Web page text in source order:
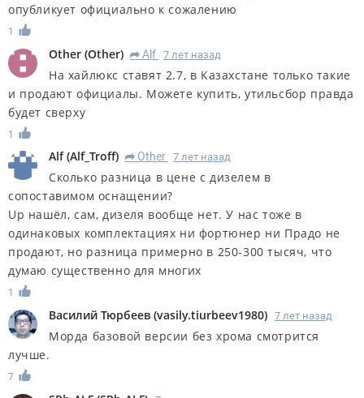
опубликует официально к сожалению
1
Other (Other) R Alf 7 лет назад
На хайлюкс ставят 2.7, в Казахстане только такие
и продают официалы. Можете купить, утильсбор правда
будет сверху
1
Alf(Alf_Troff) R Other 7 лет назад
Сколько разница в цене с дизелем в
сопоставимом оснащении?
Up нашёл, сам, дизеля вообще нет. У нас тоже в
одинаковых комплектациях ни фортюнер ни Прадо не
продают, но разница примерно в 250-300 тысяч, что
думаю существенно для многих
1
Василий Тюрбеев (vasily.tiurbeev1980) 7 лет назад
Морда базовой версии без хрома смотрится
лучше.
7